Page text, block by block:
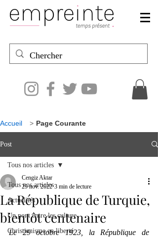
Accueil > Page Courante
Post
Tous nos articles
Actualités
Un pont entre les culture
Christianisme en liberté
Tous nos articles
La République de Turquie,
bientôt centenaire
Cengiz Aktar
29 nov. 2022 3 min de lecture
Le 29 octobre 1923, la République de